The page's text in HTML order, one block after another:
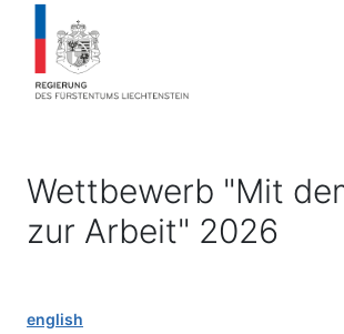
Wettbewerb "Mit
zur Arbeit" 2026
english